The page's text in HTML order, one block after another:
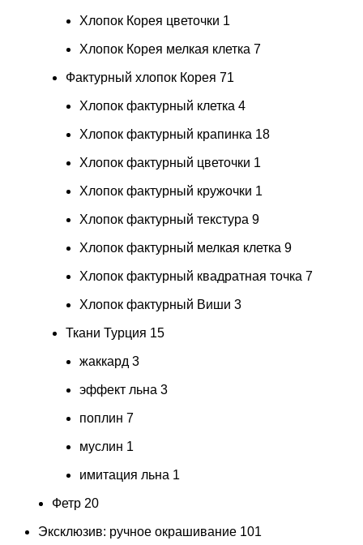
Хлопок Корея цветочки 1
Хлопок Корея мелкая клетка 7
Фактурный хлопок Корея 71
Хлопок фактурный клетка 4
Хлопок фактурный крапинка 18
Хлопок фактурный цветочки 1
Хлопок фактурный кружочки 1
Хлопок фактурный текстура 9
Хлопок фактурный мелкая клетка 9
Хлопок фактурный квадратная точка 7
Хлопок фактурный Виши 3
Ткани Турция 15
жаккард 3
эффект льна 3
поплин 7
муслин 1
имитация льна 1
Фетр 20
Эксклюзив: ручное окрашивание 101